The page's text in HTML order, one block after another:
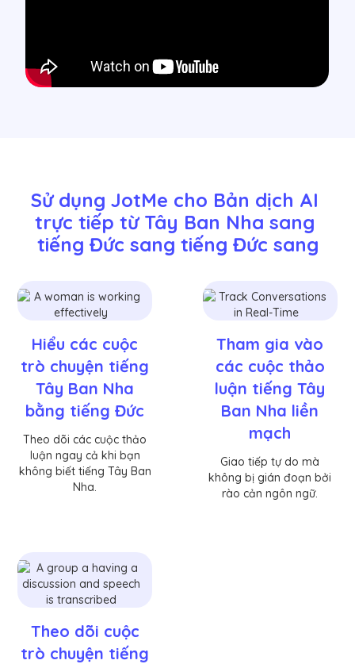
Sử dụng JotMe cho Bản dịch AI
trực tiếp từ Tây Ban Nha sang
tiếng Đức sang tiếng Đức sang
Hiểu các cuộc
trò chuyện tiếng
Tây Ban Nha
bằng tiếng Đức
Theo dõi các cuộc thảo
luận ngay cả khi bạn
không biết tiếng Tây Ban
Nha.
Tham gia vào
các cuộc thảo
luận tiếng Tây
Ban Nha liền
mạch
Giao tiếp tự do mà
không bị gián đoạn bởi
rào cản ngôn ngữ.
Theo dõi cuộc
trò chuyện tiếng